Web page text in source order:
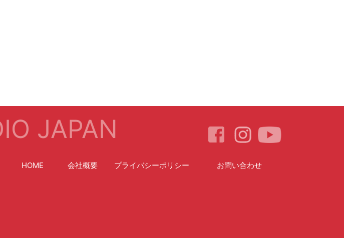
JAPAN
HOME 会社概要 プライバシーポリシー お問い合わせ